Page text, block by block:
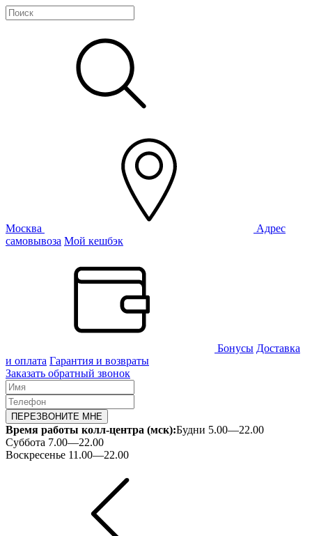
Москва
Адрес
самовывоза Мой кешбэк
Бонусы Доставка
и оплата Гарантия и возвраты
Заказать обратный звонок
ПЕРЕЗВОНИТЕ МНЕ
Время работы колл-центра (мск):Будни 5.00—22.00
Суббота 7.00—22.00
Воскресенье 11.00—22.00